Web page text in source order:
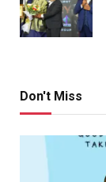
Don't Miss